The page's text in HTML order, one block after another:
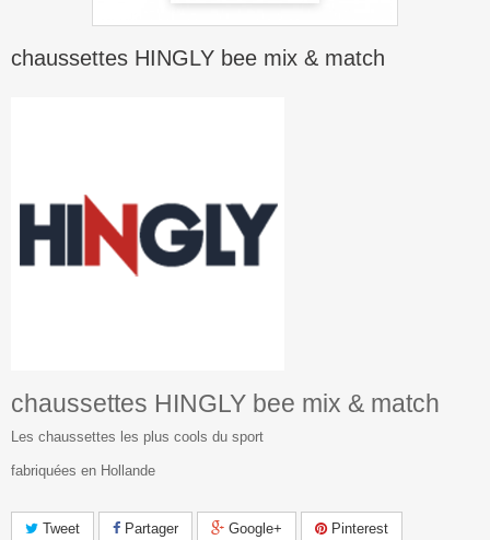
chaussettes HINGLY bee mix & match
chaussettes HINGLY bee mix & match
Les chaussettes les plus cools du sport
fabriquées en Hollande
Tweet Partager Google+ Pinterest